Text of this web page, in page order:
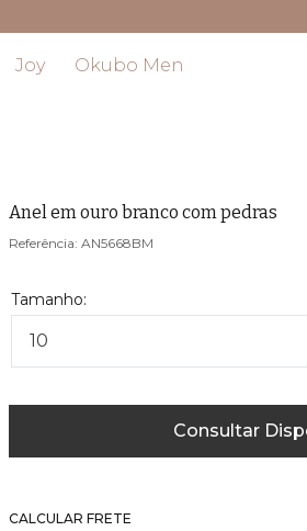
Joy Okubo Men
Anel em ouro branco com pedras
AN5668BM
10
Consultar
CALCULAR FRETE